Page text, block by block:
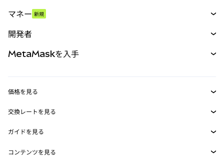
パーペチュアル
RWA
マネー 新規
開発者
MetaMask Connect
Snaps
Web3サービス
MetaMaskを入手
セキュリティ
サポート
価格を見る
イーサリアムの価格
Solanaの価格
交換レートを見る
ETH→USD
USDT→INR
ガイドを見る
ETHの購入
コンテンツを見る